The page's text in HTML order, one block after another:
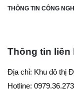
THÔNG TIN CÔNG
Thông tin liên
Địa chỉ: Khu đô thị
Hotline: